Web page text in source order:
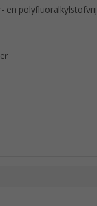
en polyfluoralkylstofvrij